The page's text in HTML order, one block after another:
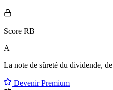
Score RB
A
La note de sûreté du dividende, de
Devenir Premium